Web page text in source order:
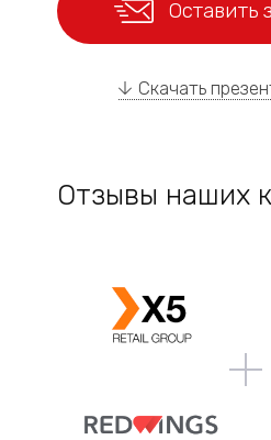
Оставить
Скачать
Отзывы наших